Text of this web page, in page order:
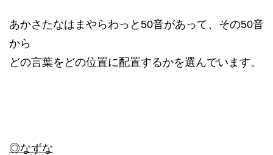
あかさたなはまやらわっと50音があって、その50音
から
どの言葉をどの位置に配置するかを選んでいます。
◎なずな